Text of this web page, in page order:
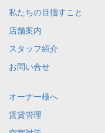
私たちの目指すこと
店舗案内
スタッフ紹介
お問い合せ
オーナー様へ
賃貸管理